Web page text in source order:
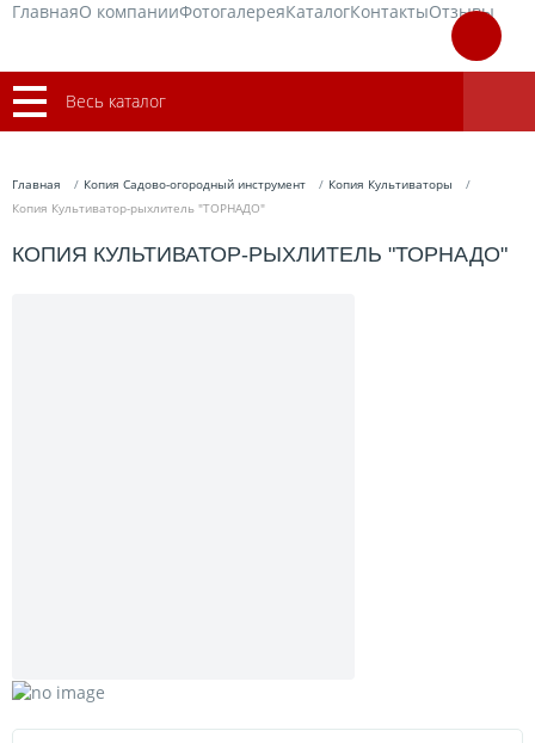
ГлавнаяО компанииФотогалереяКаталогКонтактыОтзывы
Весь каталог
Главная Копия Садово-огородный инструмент
Копия Культиваторы
Копия Культиватор-рыхлитель "ТОРНАДО"
КОПИЯ КУЛЬТИВАТОР-РЫХЛИТЕЛЬ "ТОРНАДО"